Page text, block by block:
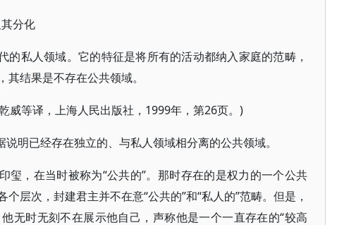
分化
的私人领域。它的特征是将所有的活动都纳入家庭的范畴，
结果是不存在公共领域。
威等译，上海人民出版社，1999年，第26页。)
明已经存在独立的、与私人领域相分离的公共领域。
玺，在当时被称为“公共的”。那时存在的是权力的一个公共
层次，封建君主并不在意“公共的”和“私人的”范畴。但是，
无时无刻不在展示他自己，声称他是一个一直存在的“较高